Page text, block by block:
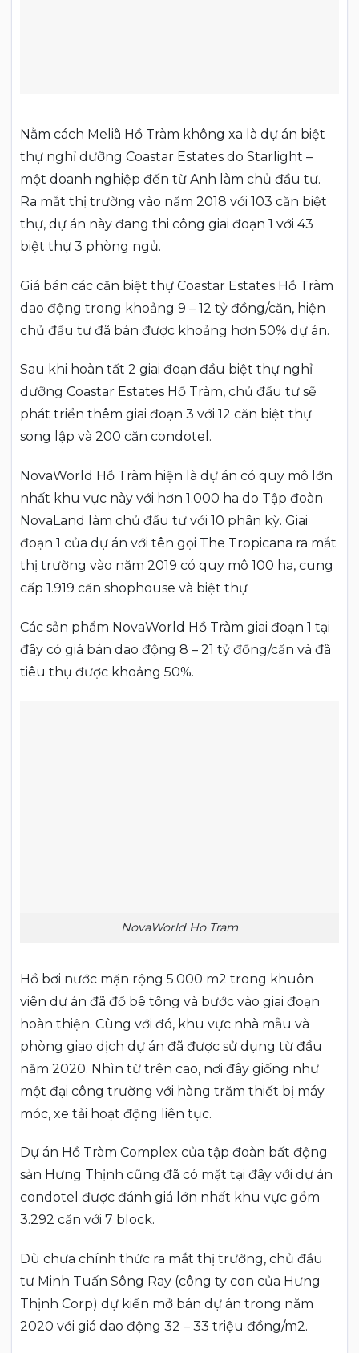
Nằm cách Meliã Hồ Tràm không xa là dự án biệt
thự nghỉ dưỡng Coastar Estates do Starlight –
một doanh nghiệp đến từ Anh làm chủ đầu tư.
Ra mắt thị trường vào năm 2018 với 103 căn biệt
thự, dự án này đang thi công giai đoạn 1 với 43
biệt thự 3 phòng ngủ.
Giá bán các căn biệt thự Coastar Estates Hồ Tràm
dao động trong khoảng 9 – 12 tỷ đồng/căn, hiện
chủ đầu tư đã bán được khoảng hơn 50% dự án.
Sau khi hoàn tất 2 giai đoạn đầu biệt thự nghỉ
dưỡng Coastar Estates Hồ Tràm, chủ đầu tư sẽ
phát triển thêm giai đoạn 3 với 12 căn biệt thự
song lập và 200 căn condotel.
NovaWorld Hồ Tràm hiện là dự án có quy mô lớn
nhất khu vực này với hơn 1.000 ha do Tập đoàn
NovaLand làm chủ đầu tư với 10 phân kỳ. Giai
đoạn 1 của dự án với tên gọi The Tropicana ra mắt
thị trường vào năm 2019 có quy mô 100 ha, cung
cấp 1.919 căn shophouse và biệt thự
Các sản phẩm NovaWorld Hồ Tràm giai đoạn 1 tại
đây có giá bán dao động 8 – 21 tỷ đồng/căn và đã
tiêu thụ được khoảng 50%.
NovaWorld Ho Tram
Hồ bơi nước mặn rộng 5.000 m2 trong khuôn
viên dự án đã đổ bê tông và bước vào giai đoạn
hoàn thiện. Cùng với đó, khu vực nhà mẫu và
phòng giao dịch dự án đã được sử dụng từ đầu
năm 2020. Nhìn từ trên cao, nơi đây giống như
một đại công trường với hàng trăm thiết bị máy
móc, xe tải hoạt động liên tục.
Dự án Hồ Tràm Complex của tập đoàn bất động
sản Hưng Thịnh cũng đã có mặt tại đây với dự án
condotel được đánh giá lớn nhất khu vực gồm
3.292 căn với 7 block.
Dù chưa chính thức ra mắt thị trường, chủ đầu
tư Minh Tuấn Sông Ray (công ty con của Hưng
Thịnh Corp) dự kiến mở bán dự án trong năm
2020 với giá dao động 32 – 33 triệu đồng/m2.